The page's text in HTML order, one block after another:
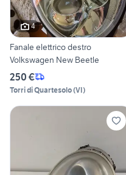
4
Fanale elettrico destro
Volkswagen New Beetle
250 €
Torri di Quartesolo(VI)